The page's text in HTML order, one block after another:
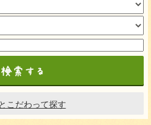
こだわって探す